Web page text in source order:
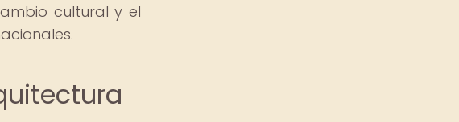
cultural y el